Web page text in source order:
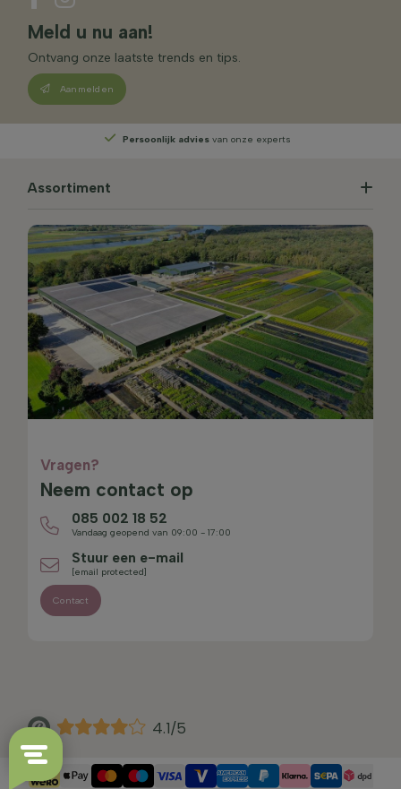
Meld u nu aan!
Ontvang onze laatste trends en tips.
Aanmelden
Persoonlijk advies van onze experts
Assortiment
Vragen?
Neem contact op
085 002 18 52
Vandaag geopend van 09:00 - 17:00
Stuur een e-mail
[email protected]
Contact
4.1/5